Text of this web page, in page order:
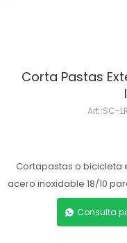
Corta Pastas
SC-
Cortapastas o bicicleta
acero inoxidable 18/10
Consulta